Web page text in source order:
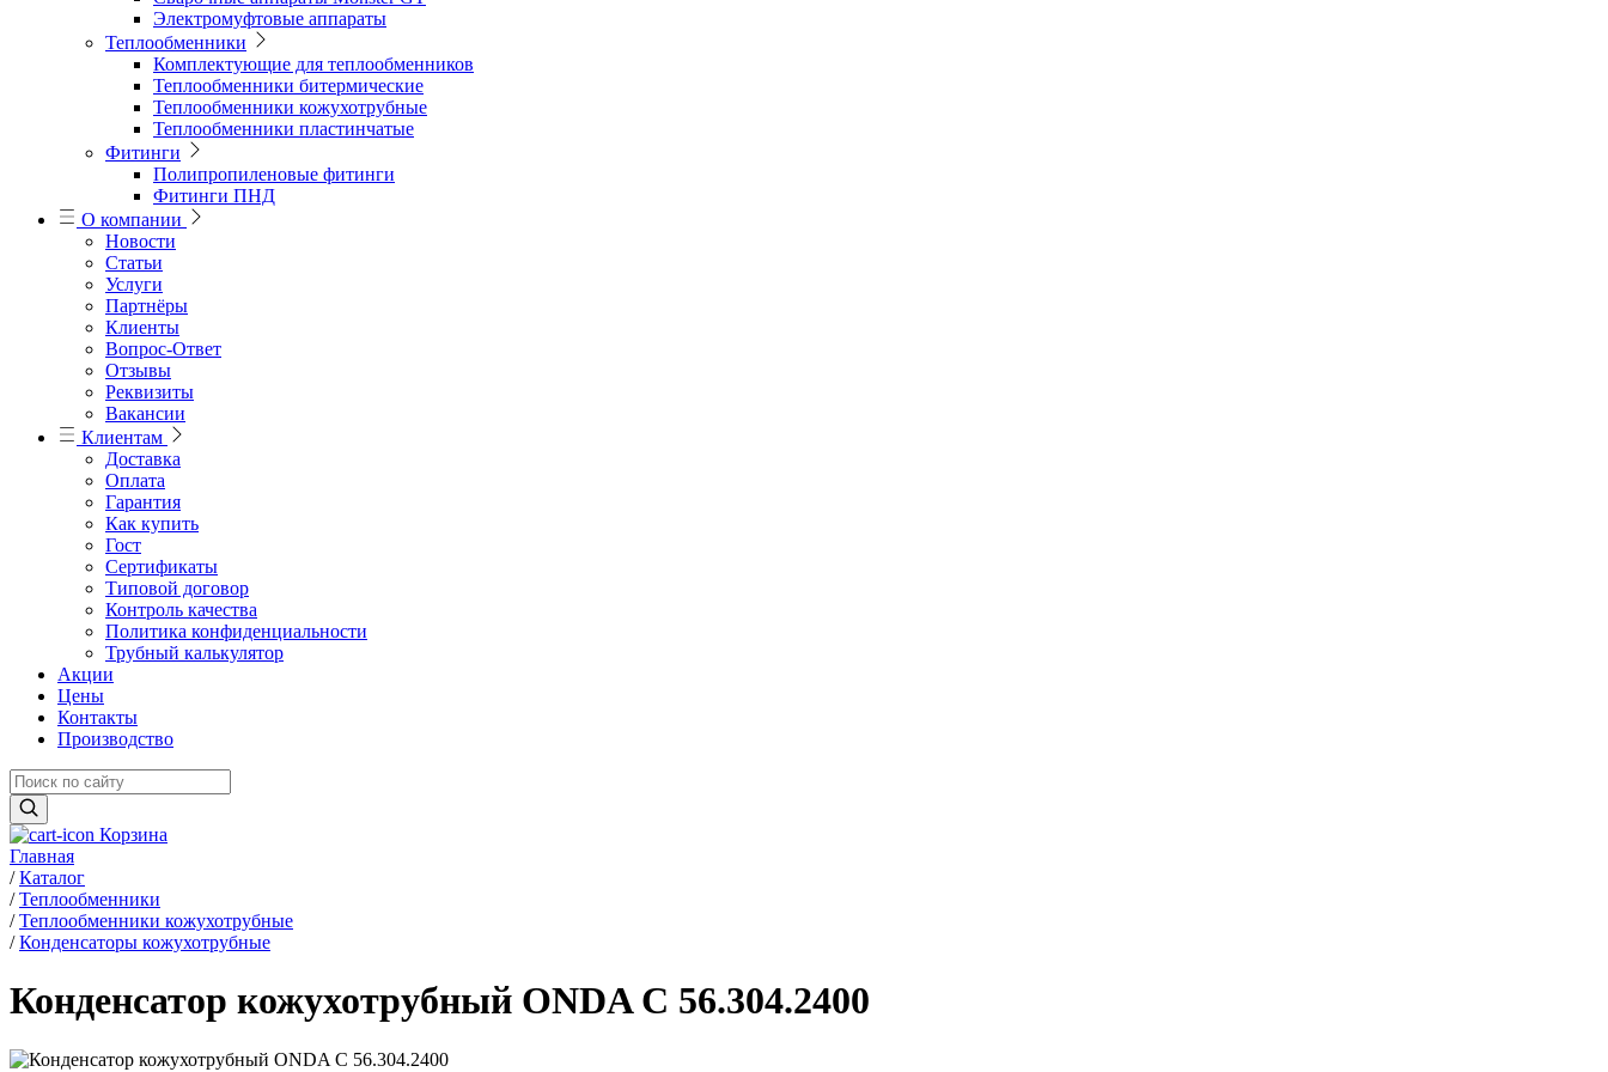
Электромуфтовые аппараты
Теплообменники
Комплектующие для теплообменников
Теплообменники битермические
Теплообменники кожухотрубные
Теплообменники пластинчатые
Фитинги
Полипропиленовые фитинги
Фитинги ПНД
О компании
Новости
Статьи
Услуги
Партнёры
Клиенты
Вопрос-Ответ
Отзывы
Реквизиты
Вакансии
Клиентам
Доставка
Оплата
Гарантия
Как купить
Гост
Сертификаты
Типовой договор
Контроль качества
Политика конфиденциальности
Трубный калькулятор
Акции
Цены
Контакты
Производство
Корзина
Главная
/ Каталог
/ Теплообменники
/ Теплообменники кожухотрубные
/ Конденсаторы кожухотрубные
Конденсатор кожухотрубный ONDA C 56.304.2400